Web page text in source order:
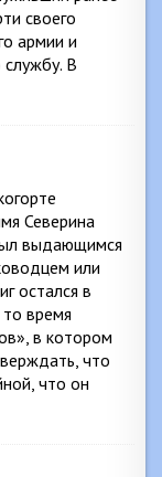
своего
армии и
В
Северина
выдающимся
или
остался в
время
в котором
что
что он